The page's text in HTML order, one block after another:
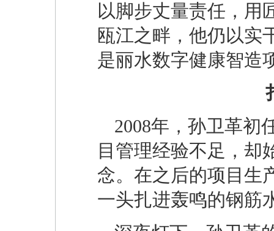
以脚步丈量责任，用
瓯江之畔，他仍以实
是丽水数字健康智
2008年，孙卫革初
目管理经验不足，却
念。在之后的项目生
一头扎进轰鸣的钢筋